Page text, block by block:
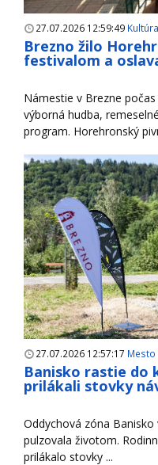
27.07.2026 12:59:49
Brezno žilo
festivalom a
Námestie v Brezne
výborná hudba,
program. Horehronský
27.07.2026 12:57:17 Mesto
Banisko rastie do
prilákali stovky
Oddychová zóna
pulzovala životom.
prilákalo stovky ...